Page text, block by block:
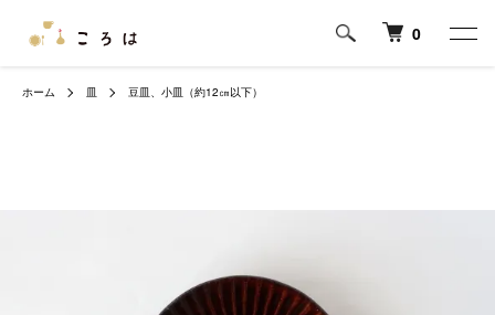
0
ホーム 皿 豆皿、小皿（約12㎝以下）